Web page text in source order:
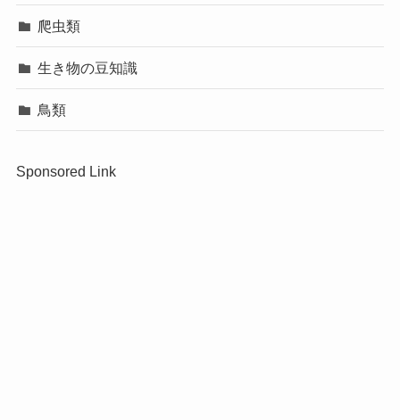
爬虫類
生き物の豆知識
鳥類
Sponsored Link